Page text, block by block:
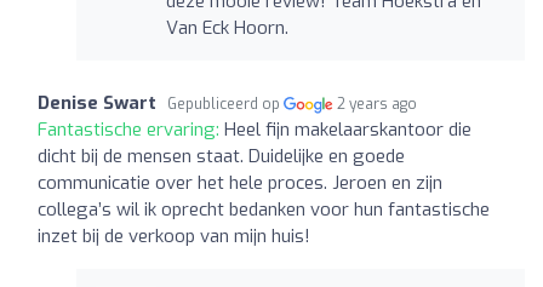
Van Eck Hoorn.
Denise Swart Gepubliceerd op 2 years ago
Fantastische ervaring: Heel fijn makelaarskantoor die
dicht bij de mensen staat. Duidelijke en goede
communicatie over het hele proces. Jeroen en zijn
collega’s wil ik oprecht bedanken voor hun fantastische
inzet bij de verkoop van mijn huis!